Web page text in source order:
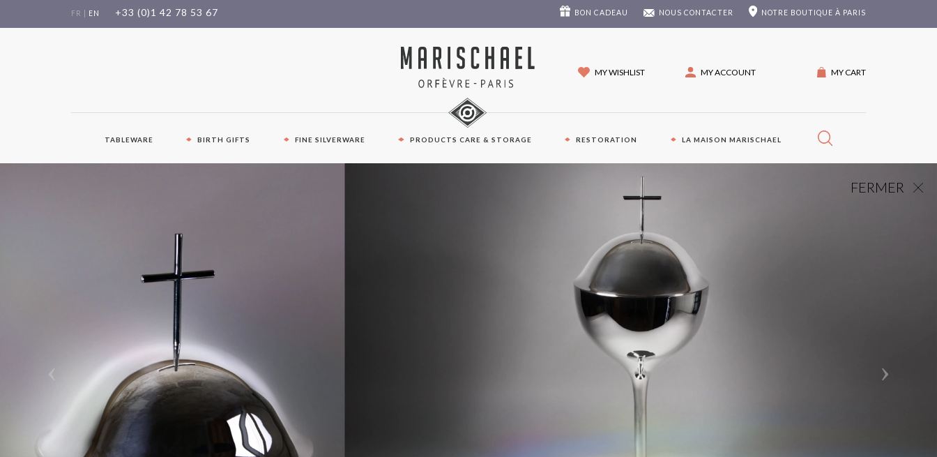
FR EN +33 (0)1 42 78 53 67 BON CADEAU NOUS CONTACTER NOTRE BOUTIQUE À PARIS
MY WISHLIST MY ACCOUNT MY CART
TABLEWARE BIRTH GIFTS FINE SILVERWARE PRODUCTS CARE & STORAGE RESTORATION LA MAISON MARISCHAEL
FERMER